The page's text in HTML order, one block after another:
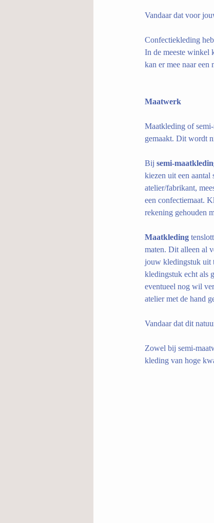
Vandaar dat voor
Confectiekleding
In de meeste winkel
kan er mee naar een
Maatwerk
Maatkleding of
gemaakt. Dit wordt
Bij semi-
kiezen uit een
atelier/fabrikant,
een confectiemaat.
rekening gehouden
Maatkleding
maten. Dit alleen al
jouw kledingstuk uit
kledingstuk echt als
eventueel nog wil
atelier met de hand
Vandaar dat dit
Zowel bij semi-
kleding van hoge